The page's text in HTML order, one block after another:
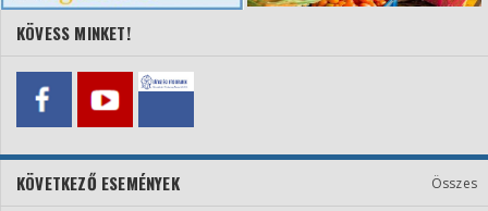
KÖVESS MINKET!
KÖVETKEZŐ ESEMÉNYEK Összes